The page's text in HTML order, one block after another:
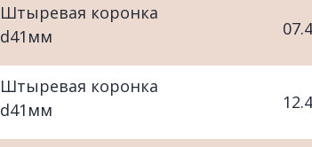
Штыревая коронка
d41мм
Штыревая коронка
d41мм